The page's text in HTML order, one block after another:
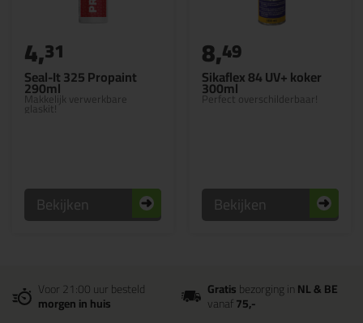
Seal-It 325 Propaint
290ml
Makkelijk verwerkbare
glaskit!
4,31
Bekijken
Sikaflex 84 UV+ koker
300ml
Perfect overschilderbaar!
8,49
Bekijken
Voor 21:00 uur besteld
morgen in huis
Gratisbezorging inNL & BE
vanaf75,-